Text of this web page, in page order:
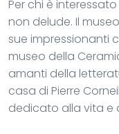
Per chi è
non delude. Il
sue impressionanti
museo della
amanti della
casa di Pierre
dedicato alla vita e